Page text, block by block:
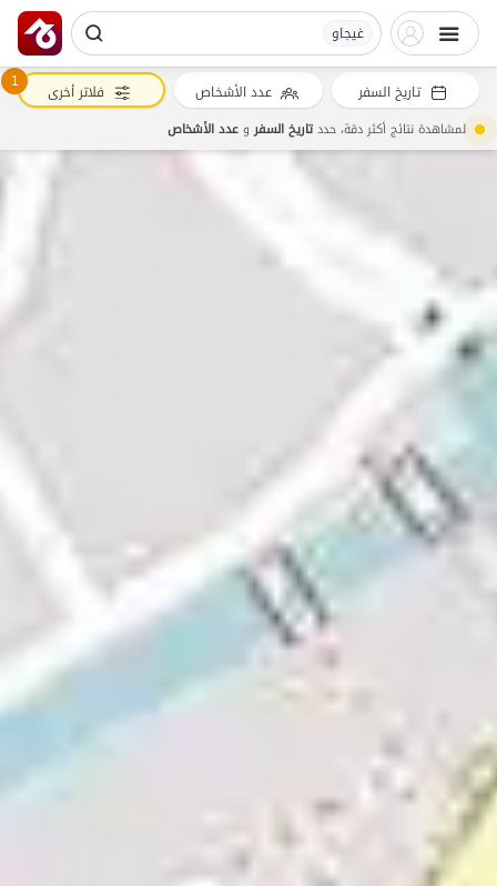
غیجاو
تاريخ السفر عدد الأشخاص 1 فلاتر أخرى
لمشاهدة نتائج أكثر دقة، حددتاريخ السفروعدد الأشخاص